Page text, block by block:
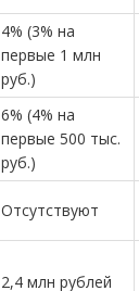
4% (3% на
первые 1 млн
руб.)
6% (4% на
первые 500 тыс.
руб.)
Отсутствуют
2,4 млн рублей